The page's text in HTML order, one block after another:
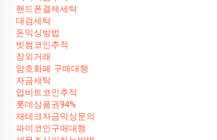
핸드폰결제세탁
대검세탁
돈믹싱방법
빗썸코인추적
장외거래
암호화폐 구매대행
자금세탁
업비트코인추적
롯데상품권94%
재테크자금믹싱문의
파이코인구매대행